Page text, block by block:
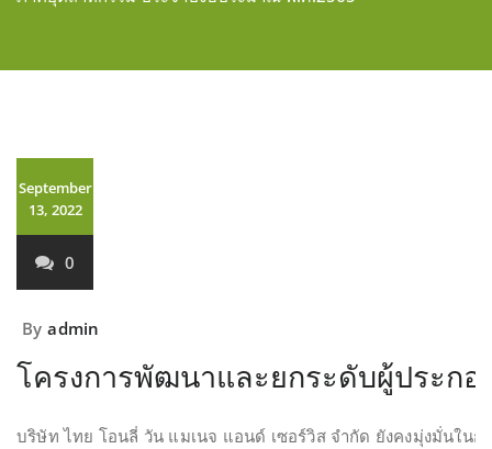
September
13, 2022
0
By admin
โครงการพัฒนาและยกระดับผู้ประก
บริษัท ไทย โอนลี่ วัน แมเนจ แอนด์ เซอร์วิส จำกัด ยังคงมุ่งมั่นใน